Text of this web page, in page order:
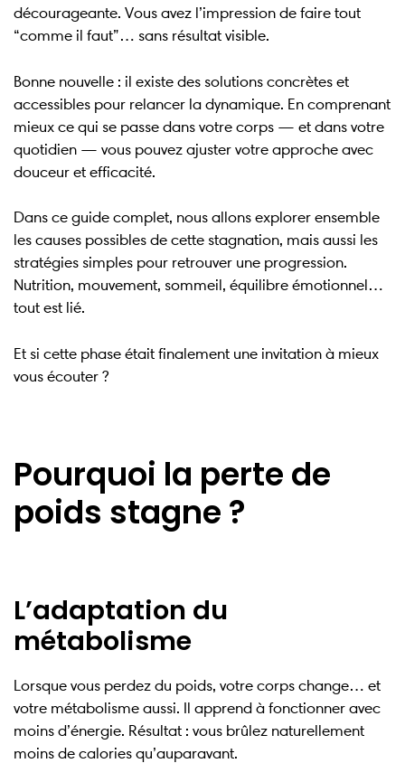
décourageante. Vous avez l’impression de faire tout
“comme il faut”… sans résultat visible.
Bonne nouvelle : il existe des solutions concrètes et
accessibles pour relancer la dynamique. En comprenant
mieux ce qui se passe dans votre corps — et dans votre
quotidien — vous pouvez ajuster votre approche avec
douceur et efficacité.
Dans ce guide complet, nous allons explorer ensemble
les causes possibles de cette stagnation, mais aussi les
stratégies simples pour retrouver une progression.
Nutrition, mouvement, sommeil, équilibre émotionnel…
tout est lié.
Et si cette phase était finalement une invitation à mieux
vous écouter ?
Pourquoi la perte de
poids stagne ?
L’adaptation du
métabolisme
Lorsque vous perdez du poids, votre corps change… et
votre métabolisme aussi. Il apprend à fonctionner avec
moins d’énergie. Résultat : vous brûlez naturellement
moins de calories qu’auparavant.